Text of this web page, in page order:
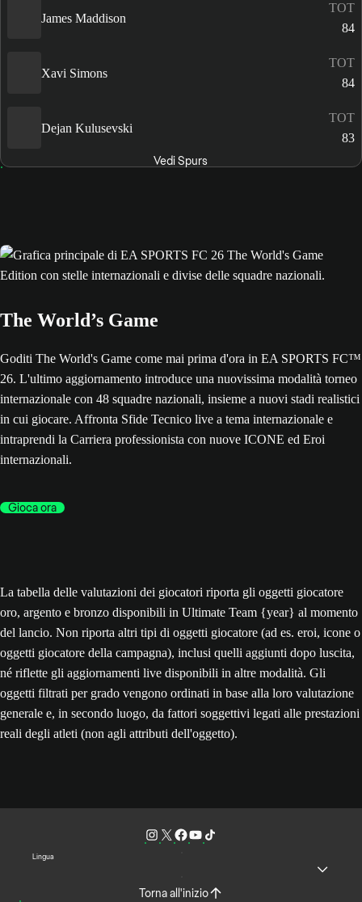
James Maddison
TOT
84
Xavi Simons
TOT
84
Dejan Kulusevski
TOT
83
Vedi Spurs
The World’s Game
Goditi The World's Game come mai prima d'ora in EA SPORTS FC™
26. L'ultimo aggiornamento introduce una nuovissima modalità torneo
internazionale con 48 squadre nazionali, insieme a nuovi stadi realistici
in cui giocare. Affronta Sfide Tecnico live a tema internazionale e
intraprendi la Carriera professionista con nuove ICONE ed Eroi
internazionali.
Gioca ora
La tabella delle valutazioni dei giocatori riporta gli oggetti giocatore
oro, argento e bronzo disponibili in Ultimate Team {year} al momento
del lancio. Non riporta altri tipi di oggetti giocatore (ad es. eroi, icone o
oggetti giocatore della campagna), inclusi quelli aggiunti dopo luscita,
né riflette gli aggiornamenti live disponibili in altre modalità. Gli
oggetti filtrati per grado vengono ordinati in base alla loro valutazione
generale e, in secondo luogo, da fattori soggettivi legati alle prestazioni
reali degli atleti (non agli attributi dell'oggetto).
Lingua
Torna all'inizio